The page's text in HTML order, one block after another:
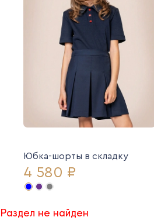
Юбка-шорты в складку
4 580 ₽
Раздел не найден